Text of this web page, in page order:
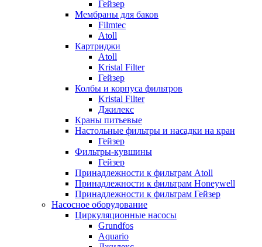
Гейзер
Мембраны для баков
Filmtec
Atoll
Картриджи
Atoll
Kristal Filter
Гейзер
Колбы и корпуса фильтров
Kristal Filter
Джилекс
Краны питьевые
Настольные фильтры и насадки на кран
Гейзер
Фильтры-кувшины
Гейзер
Принадлежности к фильтрам Atoll
Принадлежности к фильтрам Honeywell
Принадлежности к фильтрам Гейзер
Насосное оборудование
Циркуляционные насосы
Grundfos
Aquario